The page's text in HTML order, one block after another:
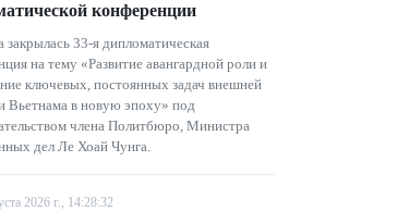
конференции
закрылась 33-я дипломатическая
на тему «Развитие авангардной роли и
ключевых, постоянных задач внешней
Вьетнама в новую эпоху» под
члена Политбюро, Министра
дел Ле Хоай Чунга.
2026 г., 14:28:32